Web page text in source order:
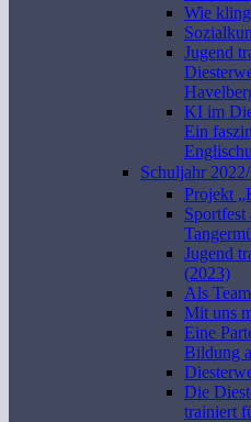
Wie
Jugend
KI im
Ein
Schuljahr
Projekt
Jugend
(2023)
Als
Mit uns
Eine
Bildung
Die
trainiert